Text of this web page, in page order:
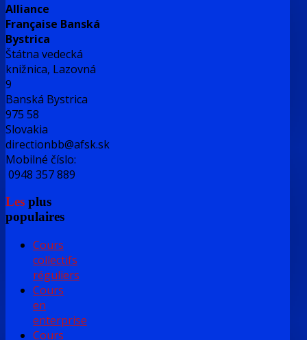
Alliance
Française Banská
Bystrica
Štátna vedecká
knižnica, Lazovná
9
Banská Bystrica
975 58
Slovakia
directionbb@afsk.sk
Mobilné číslo:
0948 357 889
Les plus
populaires
Cours
collectifs
réguliers
Cours
en
enterprise
Cours